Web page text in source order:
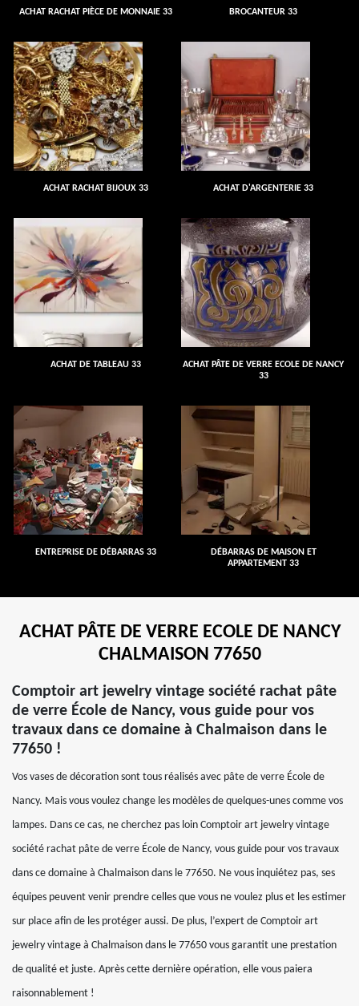
ACHAT RACHAT PIÈCE DE MONNAIE 33 BROCANTEUR 33
ACHAT RACHAT BIJOUX 33 ACHAT D'ARGENTERIE 33
ACHAT DE TABLEAU 33
ACHAT PÂTE DE VERRE ECOLE DE NANCY
33
ENTREPRISE DE DÉBARRAS 33
DÉBARRAS DE MAISON ET
APPARTEMENT 33
ACHAT PÂTE DE VERRE ECOLE DE NANCY
CHALMAISON 77650
Comptoir art jewelry vintage société rachat pâte
de verre École de Nancy, vous guide pour vos
travaux dans ce domaine à Chalmaison dans le
77650 !
Vos vases de décoration sont tous réalisés avec pâte de verre École de
Nancy. Mais vous voulez change les modèles de quelques-unes comme vos
lampes. Dans ce cas, ne cherchez pas loin Comptoir art jewelry vintage
société rachat pâte de verre École de Nancy, vous guide pour vos travaux
dans ce domaine à Chalmaison dans le 77650. Ne vous inquiétez pas, ses
équipes peuvent venir prendre celles que vous ne voulez plus et les estimer
sur place afin de les protéger aussi. De plus, l’expert de Comptoir art
jewelry vintage à Chalmaison dans le 77650 vous garantit une prestation
de qualité et juste. Après cette dernière opération, elle vous paiera
raisonnablement !